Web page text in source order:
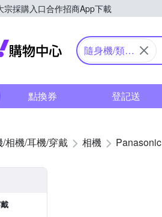
宗採購入口合作招商App下載
Yahoo購物中心
隨身機/類單
點換券 登記送
/相機/耳機/穿戴 相機 Panasonic